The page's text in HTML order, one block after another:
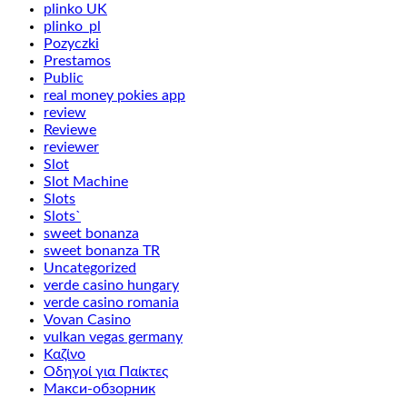
plinko UK
plinko_pl
Pozyczki
Prestamos
Public
real money pokies app
review
Reviewe
reviewer
Slot
Slot Machine
Slots
Slots`
sweet bonanza
sweet bonanza TR
Uncategorized
verde casino hungary
verde casino romania
Vovan Casino
vulkan vegas germany
Καζίνο
Οδηγοί για Παίκτες
Макси-обзорник